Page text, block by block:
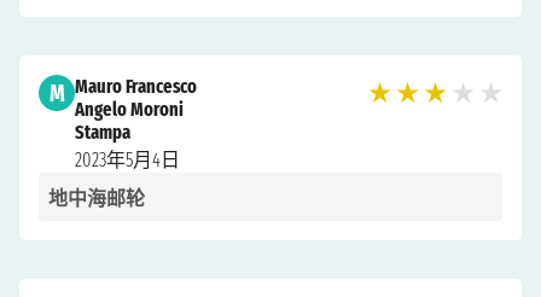
M Mauro Francesco
Angelo Moroni
Stampa
2023年5月4日
★ ★ ★ ★ ★
地中海邮轮